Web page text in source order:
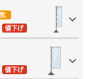
値下げ
値下げ